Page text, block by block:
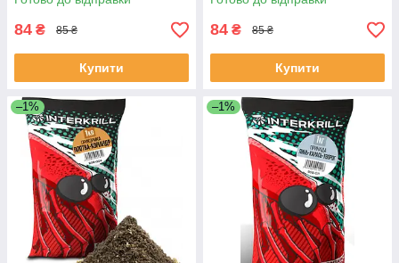
84 ₴ 85 ₴
Купити
84 ₴ 85 ₴
Купити
–1% –1%